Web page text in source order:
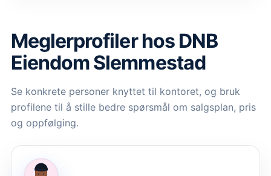
Meglerprofiler hos DNB
Eiendom Slemmestad
Se konkrete personer knyttet til kontoret, og bruk
profilene til å stille bedre spørsmål om salgsplan, pris
og oppfølging.